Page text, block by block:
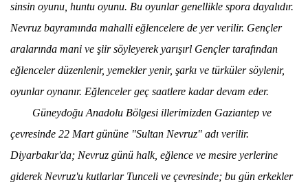
sinsin oyunu, huntu oyunu. Bu oyunlar genellikle spora dayalıdır.
Nevruzbayramında mahalli eğlencelere de yer verilir. Gençler
aralarında mani ve şiir söyleyerek yarışırl Gençler tarafından
eğlenceler düzenlenir, yemekler yenir, şarkı ve türküler söylenir,
oyunlar oynanır. Eğlenceler geç saatlere kadar devam eder.
Güneydoğu Anadolu Bölgesi illerimizden Gaziantep ve
çevresinde 22 Mart gününe "Sultan Nevruz" adı verilir.
Diyarbakır'da; Nevruzgünü halk, eğlence ve mesire yerlerine
giderek Nevruz'u kutlarlar Tunceli ve çevresinde; bu gün erkekler